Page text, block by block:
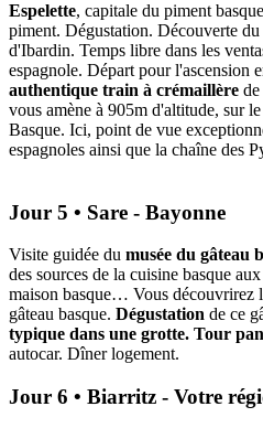
Espelette, capitale du piment
piment. Dégustation. Découverte
d'Ibardin. Temps libre dans les
espagnole. Départ pour l'ascension
authentique train à crémaillère
vous amène à 905m d'altitude, sur
Basque. Ici, point de vue
espagnoles ainsi que la chaîne des
Jour 5 • Sare - Bayonne
Visite guidée du musée du gâteau
des sources de la cuisine basque
maison basque… Vous découvrirez
gâteau basque. Dégustation de ce
typique dans une grotte. Tour
autocar. Dîner logement.
Jour 6 • Biarritz - Votre